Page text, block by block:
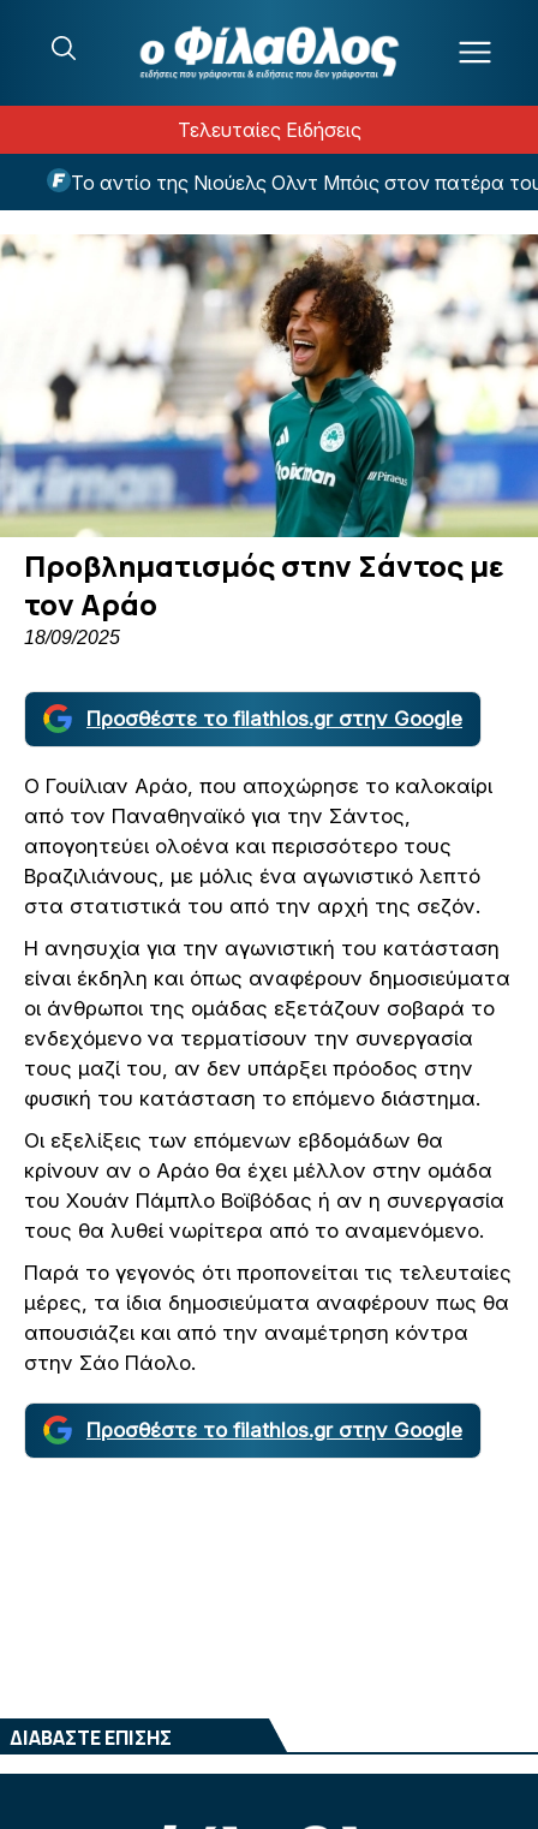
Τελευταίες Ειδήσεις
Το αντίο της Νιούελς Ολντ Μπόις στον πατέρα του
Προβληματισμός στην Σάντος με
τον Αράο
18/09/2025
Προσθέστε το filathlos.gr στην Google
Ο Γουίλιαν Αράο, που αποχώρησε το καλοκαίρι
από τον Παναθηναϊκό για την Σάντος,
απογοητεύει ολοένα και περισσότερο τους
Βραζιλιάνους, με μόλις ένα αγωνιστικό λεπτό
στα στατιστικά του από την αρχή της σεζόν.
Η ανησυχία για την αγωνιστική του κατάσταση
είναι έκδηλη και όπως αναφέρουν δημοσιεύματα
οι άνθρωποι της ομάδας εξετάζουν σοβαρά το
ενδεχόμενο να τερματίσουν την συνεργασία
τους μαζί του, αν δεν υπάρξει πρόοδος στην
φυσική του κατάσταση το επόμενο διάστημα.
Οι εξελίξεις των επόμενων εβδομάδων θα
κρίνουν αν ο Αράο θα έχει μέλλον στην ομάδα
του Χουάν Πάμπλο Βοϊβόδας ή αν η συνεργασία
τους θα λυθεί νωρίτερα από το αναμενόμενο.
Παρά το γεγονός ότι προπονείται τις τελευταίες
μέρες, τα ίδια δημοσιεύματα αναφέρουν πως θα
απουσιάζει και από την αναμέτρηση κόντρα
στην Σάο Πάολο.
Προσθέστε το filathlos.gr στην Google
ΔΙΑΒΑΣΤΕ ΕΠΙΣΗΣ